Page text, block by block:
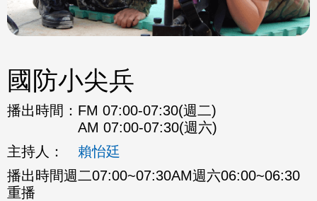
國防小尖兵
播出時間： FM 07:00-07:30(週二)
AM 07:00-07:30(週六)
主持人：
賴怡廷
播出時間週二07:00~07:30AM週六06:00~06:30
重播